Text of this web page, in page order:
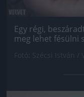
Egy régi,
meg lehet fésülni